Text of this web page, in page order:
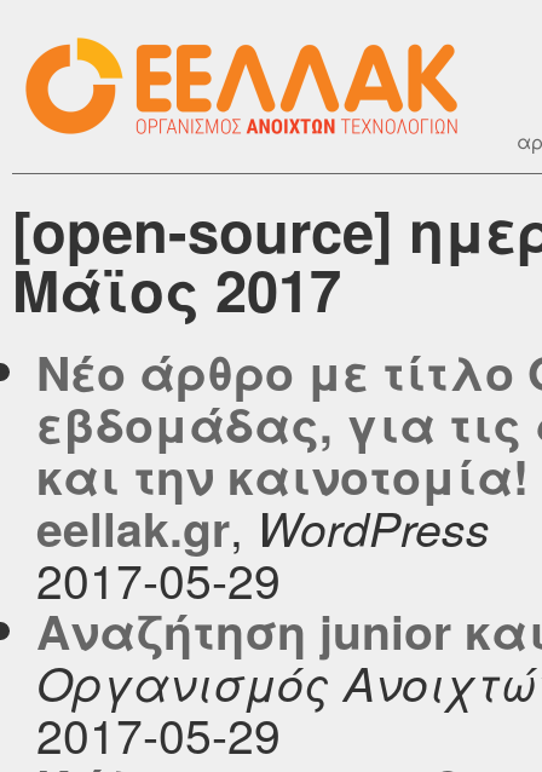
[open-source]
Μάϊος 2017
Νέο άρθρο με τίτλο
εβδομάδας, για τις
και την
eellak.gr, WordPress
2017-05-29
Αναζήτηση junior
Οργανισμός
2017-05-29